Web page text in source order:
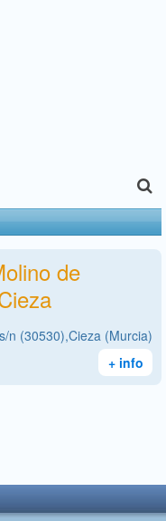
de
n (30530),Cieza (Murcia)
+ info